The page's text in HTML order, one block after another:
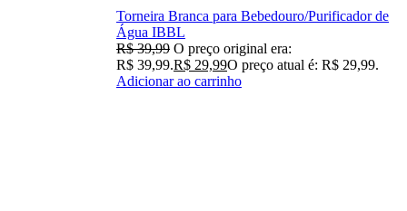
Torneira Branca para Bebedouro/Purificador de
Água IBBL
R$39,99 O preço original era:
R$ 39,99.R$ 29,99O preço atual é: R$ 29,99.
Adicionar ao carrinho